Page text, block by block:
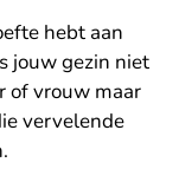
hebt aan
jouw gezin niet
of vrouw maar
vervelende